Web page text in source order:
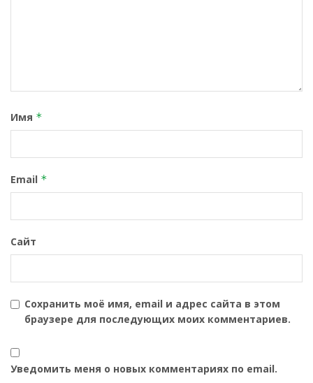
Имя *
Email *
Сайт
Сохранить моё имя, email и адрес сайта в этом
браузере для последующих моих комментариев.
Уведомить меня о новых комментариях по email.